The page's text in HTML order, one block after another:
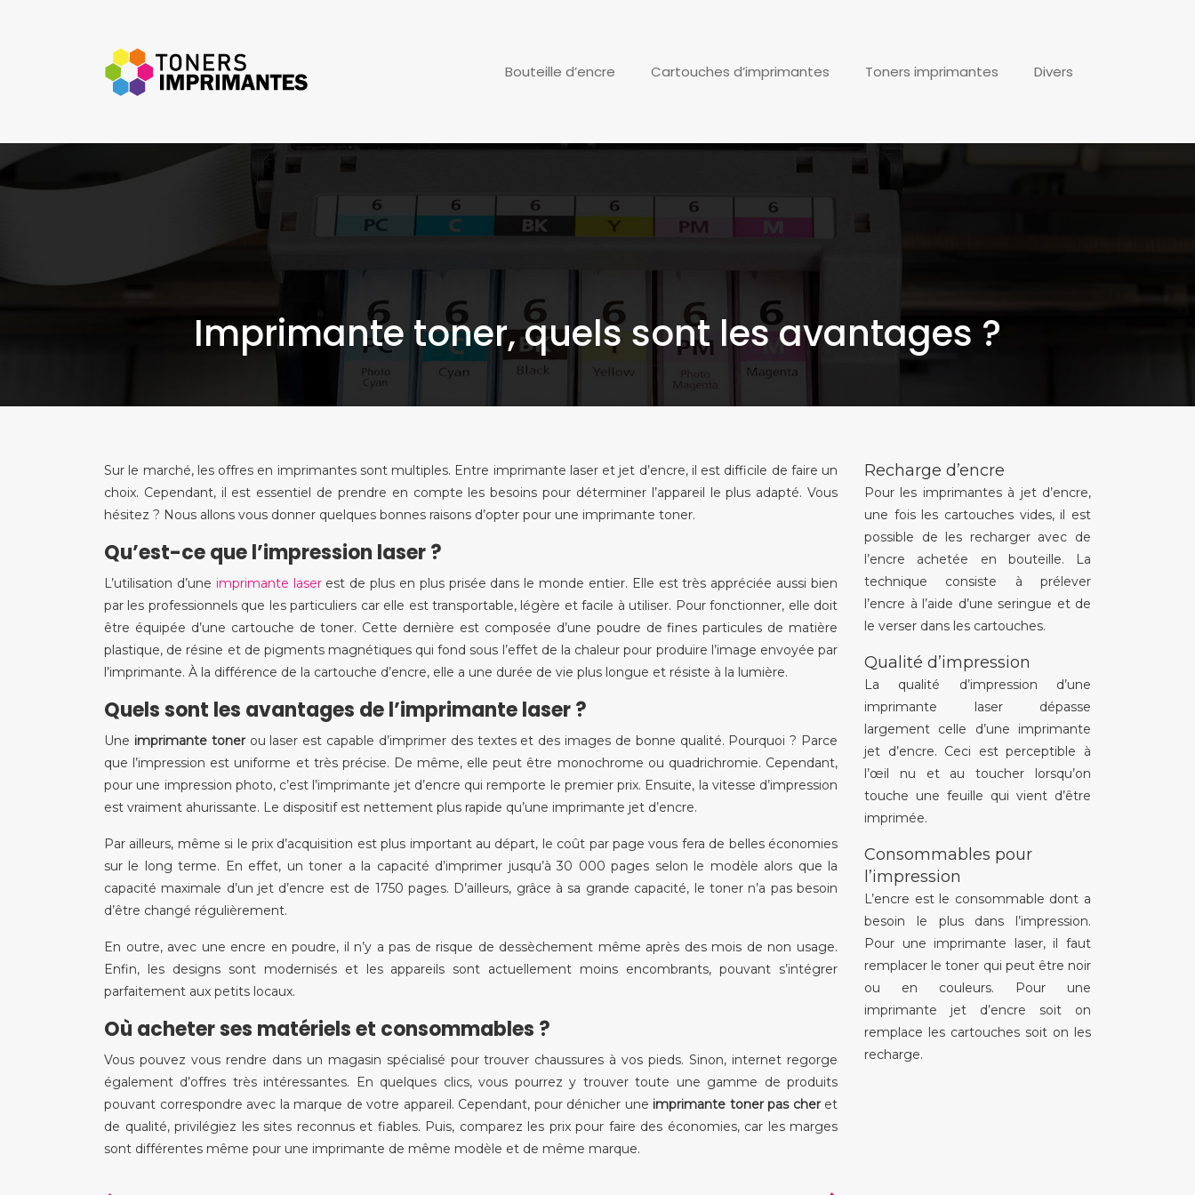
Bouteille d’encre Cartouches d’imprimantes Toners imprimantes Divers
Imprimante toner, quels sont les avantages ?
Sur le marché, les offres en imprimantes sont multiples. Entre imprimante laser et jet d’encre, il est difficile de faire un
choix. Cependant, il est essentiel de prendre en compte les besoins pour déterminer l’appareil le plus adapté. Vous
hésitez ? Nous allons vous donner quelques bonnes raisons d’opter pour une imprimante toner.
Qu’est-ce que l’impression laser ?
L’utilisation d’une imprimante laserest de plus en plus prisée dans le monde entier. Elle est très appréciée aussi bien
par les professionnels que les particuliers car elle est transportable, légère et facile à utiliser. Pour fonctionner, elle doit
être équipée d’une cartouche de toner. Cette dernière est composée d’une poudre de fines particules de matière
plastique, de résine et de pigments magnétiques qui fond sous l’effet de la chaleur pour produire l’image envoyée par
l’imprimante. À la différence de la cartouche d’encre, elle a une durée de vie plus longue et résiste à la lumière.
Quels sont les avantages de l’imprimante laser ?
Une imprimante tonerou laser est capable d’imprimer des textes et des images de bonne qualité. Pourquoi ? Parce
que l’impression est uniforme et très précise. De même, elle peut être monochrome ou quadrichromie. Cependant,
pour une impression photo, c’est l’imprimante jet d’encre qui remporte le premier prix. Ensuite, la vitesse d’impression
est vraiment ahurissante. Le dispositif est nettement plus rapide qu’une imprimante jet d’encre.
Par ailleurs, même si le prix d’acquisition est plus important au départ, le coût par page vous fera de belles économies
sur le long terme. En effet, un toner a la capacité d’imprimer jusqu’à 30 000 pages selon le modèle alors que la
capacité maximale d’un jet d’encre est de 1750 pages. D’ailleurs, grâce à sa grande capacité, le toner n’a pas besoin
d’être changé régulièrement.
En outre, avec une encre en poudre, il n’y a pas de risque de dessèchement même après des mois de non usage.
Enfin, les designs sont modernisés et les appareils sont actuellement moins encombrants, pouvant s’intégrer
parfaitement aux petits locaux.
Où acheter ses matériels et consommables ?
Vous pouvez vous rendre dans un magasin spécialisé pour trouver chaussures à vos pieds. Sinon, internet regorge
également d’offres très intéressantes. En quelques clics, vous pourrez y trouver toute une gamme de produits
pouvant correspondre avec la marque de votre appareil. Cependant, pour dénicher une imprimante toner pas cheret
de qualité, privilégiez les sites reconnus et fiables. Puis, comparez les prix pour faire des économies, car les marges
sont différentes même pour une imprimante de même modèle et de même marque.
Recharge d’encre
Pour les imprimantes à jet d’encre,
une fois les cartouches vides, il est
possible de les recharger avec de
l’encre achetée en bouteille. La
technique consiste à prélever
l’encre à l’aide d’une seringue et de
le verser dans les cartouches.
Qualité d’impression
La qualité d’impression d’une
imprimante laser dépasse
largement celle d’une imprimante
jet d’encre. Ceci est perceptible à
l’œil nu et au toucher lorsqu’on
touche une feuille qui vient d’être
imprimée.
Consommables pour
l’impression
L’encre est le consommable dont a
besoin le plus dans l’impression.
Pour une imprimante laser, il faut
remplacer le toner qui peut être noir
ou en couleurs. Pour une
imprimante jet d’encre soit on
remplace les cartouches soit on les
recharge.